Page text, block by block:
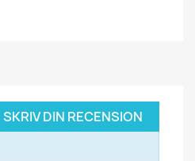
SKRIV DIN RECENSION